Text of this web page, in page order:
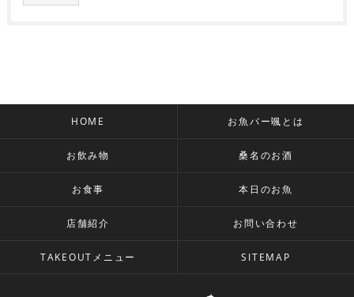
HOME お魚バー颯とは
お飲み物 桑名のお酒
お食事 本日のお魚
店舗紹介 お問い合わせ
TAKEOUTメニュー SITEMAP